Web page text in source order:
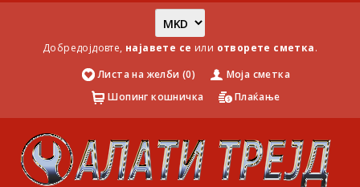
Добредојдовте, најавете се или отворете сметка.
Листа на желби (0)
Моја сметка
Шопинг кошничка
Плаќање